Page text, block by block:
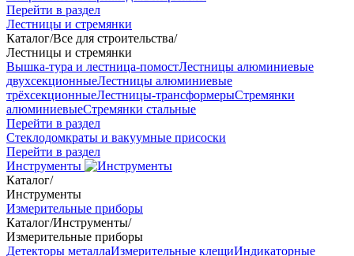
Перейти в раздел
Лестницы и стремянки
Каталог/Все для строительства/
Лестницы и стремянки
Вышка-тура и лестница-помостЛестницы алюминиевые
двухсекционныеЛестницы алюминиевые
трёхсекционныеЛестницы-трансформерыСтремянки
алюминиевыеСтремянки стальные
Перейти в раздел
Стеклодомкраты и вакуумные присоски
Перейти в раздел
Инструменты
Каталог/
Инструменты
Измерительные приборы
Каталог/Инструменты/
Измерительные приборы
Детекторы металлаИзмерительные клещиИндикаторные